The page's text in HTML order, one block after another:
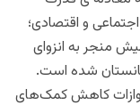
و اقتصادی؛
منجر به انزوای
شده است.
کاهش کمک‌های